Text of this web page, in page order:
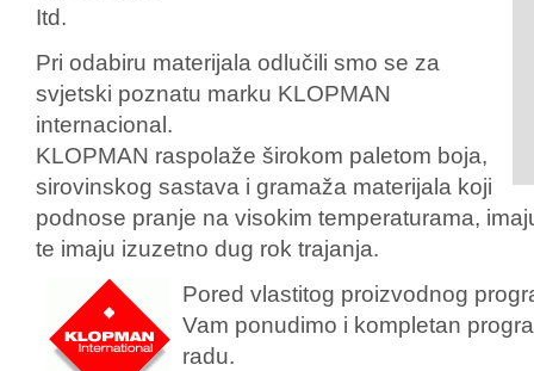
Itd.
Pri odabiru materijala odlučili smo se za
svjetski poznatu marku KLOPMAN
internacional.
KLOPMAN raspolaže širokom paletom boja,
sirovinskog sastava i gramaža materijala koji
podnose pranje na visokim temperaturama,
te imaju izuzetno dug rok trajanja.
Pored vlastitog proizvodnog
Vam ponudimo i kompletan
radu.